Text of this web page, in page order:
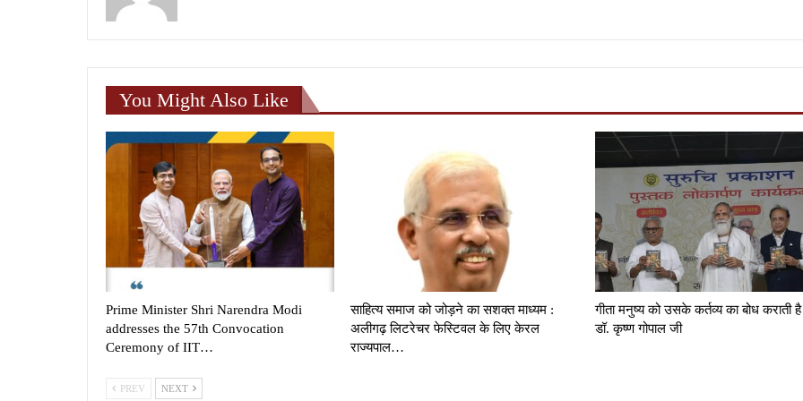
You Might Also Like
Prime Minister Shri Narendra Modi
addresses the 57th Convocation
Ceremony of IIT…
साहित्य समाज को जोड़ने का सशक्त माध्यम :
अलीगढ़ लिटरेचर फेस्टिवल के लिए केरल
राज्यपाल…
गीता मनुष्य को उसके कर्तव्य का बोध कराती
डॉ. कृष्ण गोपाल जी
PREV NEXT